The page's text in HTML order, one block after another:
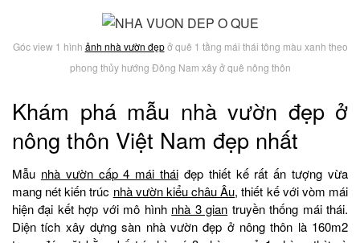
Góc view 1 hình ảnh nhà vườn đẹpở quê 1 tầng mái thái tông màu xanh theo
phong thủy hướng Đông Nam xây ở quê nông thôn
Khám phá mẫu nhà vườn đẹp ở
nông thôn Việt Nam đẹp nhất
Mẫu nhà vườn cấp 4 mái thái đẹp thiết kế rất ấn tượng vừa
mang nét kiến trúc nhà vườn kiểu châu Âu, thiết kế với vòm mái
hiện đại kết hợp với mô hình nhà 3 gian truyền thống mái thái.
Diện tích xây dựng sàn nhà vườn đẹp ở nông thôn là 160m2